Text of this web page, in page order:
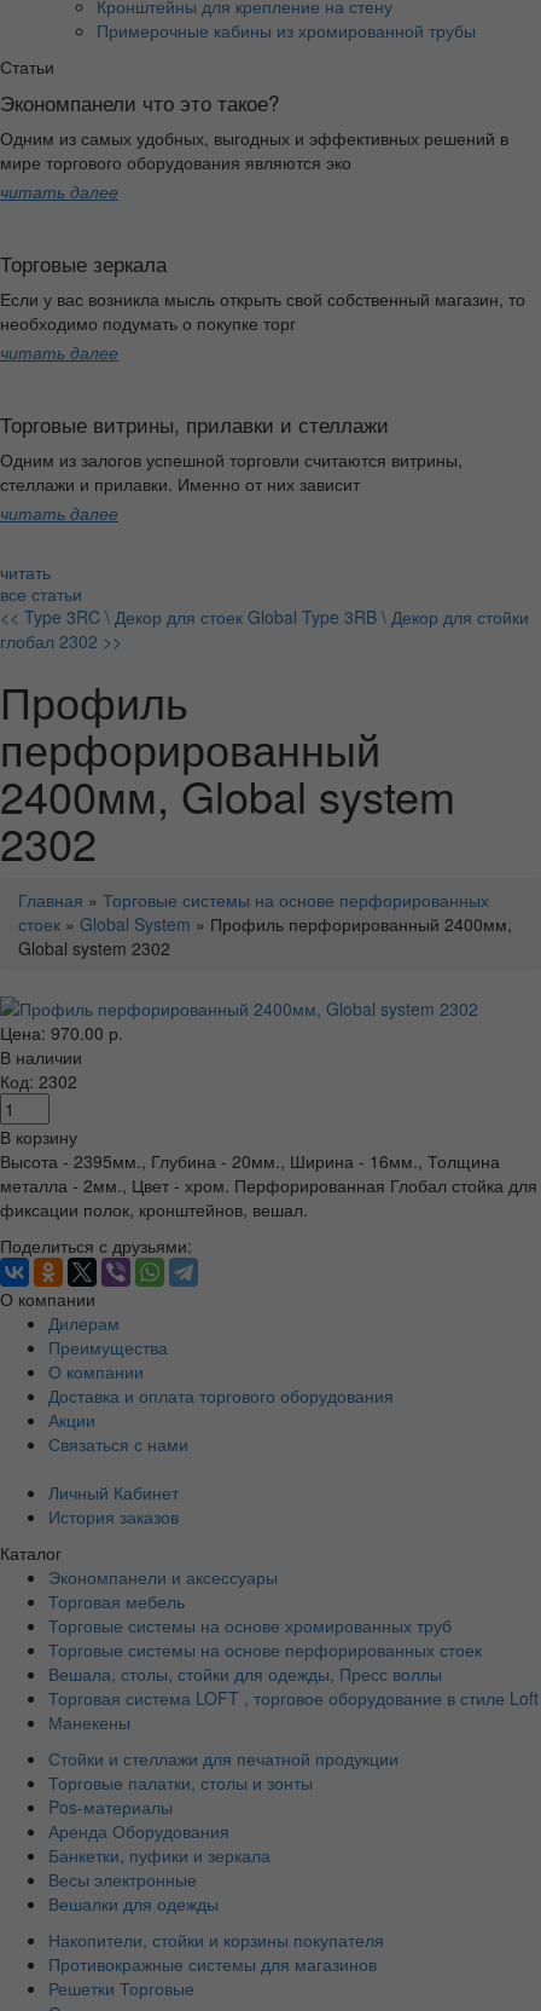
Кронштейны для крепление на стену
Примерочные кабины из хромированной трубы
Статьи
Экономпанели что это такое?
Одним из самых удобных, выгодных и эффективных решений в
мире торгового оборудования являются эко
читать далее
Торговые зеркала
Если у вас возникла мысль открыть свой собственный магазин, то
необходимо подумать о покупке торг
читать далее
Торговые витрины, прилавки и стеллажи
Одним из залогов успешной торговли считаются витрины,
стеллажи и прилавки. Именно от них зависит
читать далее
читать
все статьи
<< Type 3RC \ Декор для стоек Global Type 3RB \ Декор для стойки
глобал 2302 >>
Профиль
перфорированный
2400мм, Global system
2302
Главная » Торговые системы на основе перфорированных
стоек » Global System » Профиль перфорированный 2400мм,
Global system 2302
Цена: 970.00 р.
В наличии
Код: 2302
В корзину
Высота - 2395мм., Глубина - 20мм., Ширина - 16мм., Толщина
металла - 2мм., Цвет - хром. Перфорированная Глобал стойка для
фиксации полок, кронштейнов, вешал.
Поделиться с друзьями:
О компании
Дилерам
Преимущества
О компании
Доставка и оплата торгового оборудования
Акции
Связаться с нами
Личный Кабинет
История заказов
Каталог
Экономпанели и аксессуары
Торговая мебель
Торговые системы на основе хромированных труб
Торговые системы на основе перфорированных стоек
Вешала, столы, стойки для одежды, Пресс воллы
Торговая система LOFT , торговое оборудование в стиле Loft
Манекены
Стойки и стеллажи для печатной продукции
Торговые палатки, столы и зонты
Pos-материалы
Аренда Оборудования
Банкетки, пуфики и зеркала
Весы электронные
Вешалки для одежды
Накопители, стойки и корзины покупателя
Противокражные системы для магазинов
Решетки Торговые